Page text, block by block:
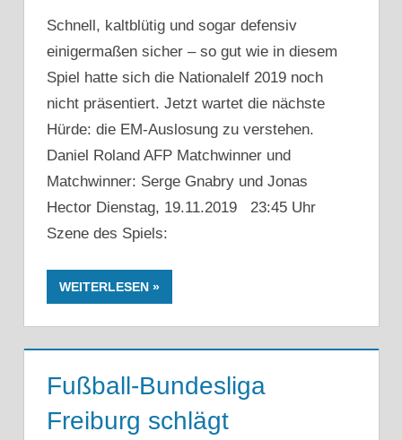
Schnell, kaltblütig und sogar defensiv
einigermaßen sicher – so gut wie in diesem
Spiel hatte sich die Nationalelf 2019 noch
nicht präsentiert. Jetzt wartet die nächste
Hürde: die EM-Auslosung zu verstehen.
Daniel Roland AFP Matchwinner und
Matchwinner: Serge Gnabry und Jonas
Hector Dienstag, 19.11.2019 23:45 Uhr
Szene des Spiels:
WEITERLESEN
Fußball-Bundesliga
Freiburg schlägt